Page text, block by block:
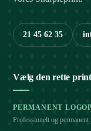
21 45 62 35
Vælg den rette
PERMANENT
Professionelt og permanent